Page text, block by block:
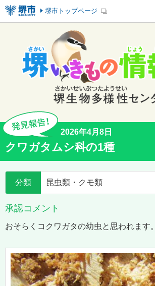
堺市トップページ
2026年4月8日
クワガタムシ科の1種
分類 昆虫類・クモ類
承認コメント
おそらくコクワガタの幼虫と思われます。